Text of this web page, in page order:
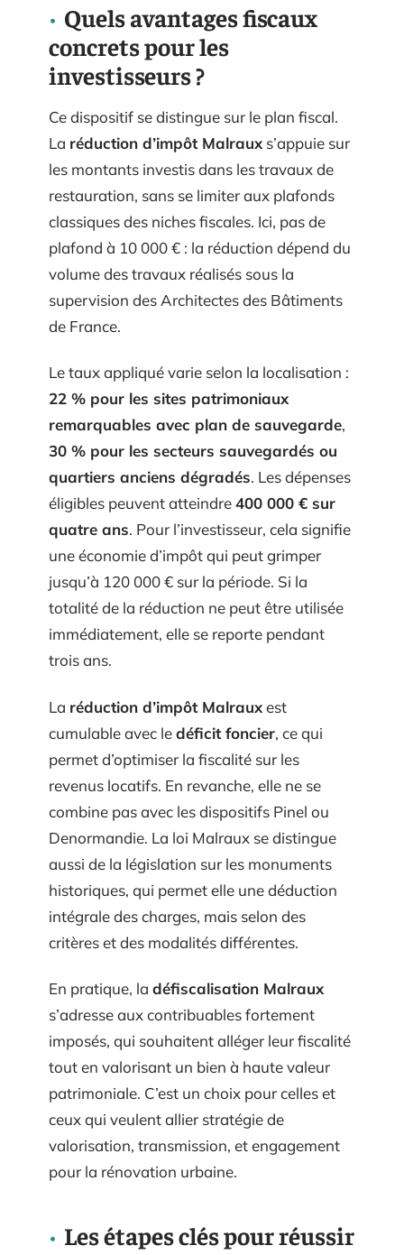
Quels avantages fiscaux
concrets pour les
investisseurs ?
Ce dispositif se distingue sur le plan fiscal.
La réduction d’impôt Malraux s’appuie sur
les montants investis dans les travaux de
restauration, sans se limiter aux plafonds
classiques des niches fiscales. Ici, pas de
plafond à 10 000 € : la réduction dépend du
volume des travaux réalisés sous la
supervision des Architectes des Bâtiments
de France.
Le taux appliqué varie selon la localisation :
22 % pour les sites patrimoniaux
remarquables avec plan de sauvegarde,
30 % pour les secteurs sauvegardés ou
quartiers anciens dégradés. Les dépenses
éligibles peuvent atteindre400 000 € sur
quatre ans. Pour l’investisseur, cela signifie
une économie d’impôt qui peut grimper
jusqu’à 120 000 € sur la période. Si la
totalité de la réduction ne peut être utilisée
immédiatement, elle se reporte pendant
trois ans.
La réduction d’impôt Malrauxest
cumulable avec ledéficit foncier, ce qui
permet d’optimiser la fiscalité sur les
revenus locatifs. En revanche, elle ne se
combine pas avec les dispositifs Pinel ou
Denormandie. La loi Malraux se distingue
aussi de la législation sur les monuments
historiques, qui permet elle une déduction
intégrale des charges, mais selon des
critères et des modalités différentes.
En pratique, la défiscalisation Malraux
s’adresse aux contribuables fortement
imposés, qui souhaitent alléger leur fiscalité
tout en valorisant un bien à haute valeur
patrimoniale. C’est un choix pour celles et
ceux qui veulent allier stratégie de
valorisation, transmission, et engagement
pour la rénovation urbaine.
Les étapes clés pour réussir